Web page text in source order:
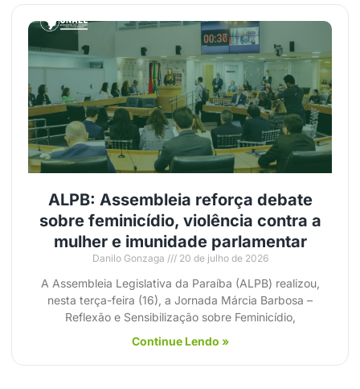
ALPB: Assembleia reforça debate
sobre feminicídio, violência contra a
mulher e imunidade parlamentar
Danilo Gonzaga 20 de julho de 2026
A Assembleia Legislativa da Paraíba (ALPB) realizou,
nesta terça-feira (16), a Jornada Márcia Barbosa –
Reflexão e Sensibilização sobre Feminicídio,
Continue Lendo »